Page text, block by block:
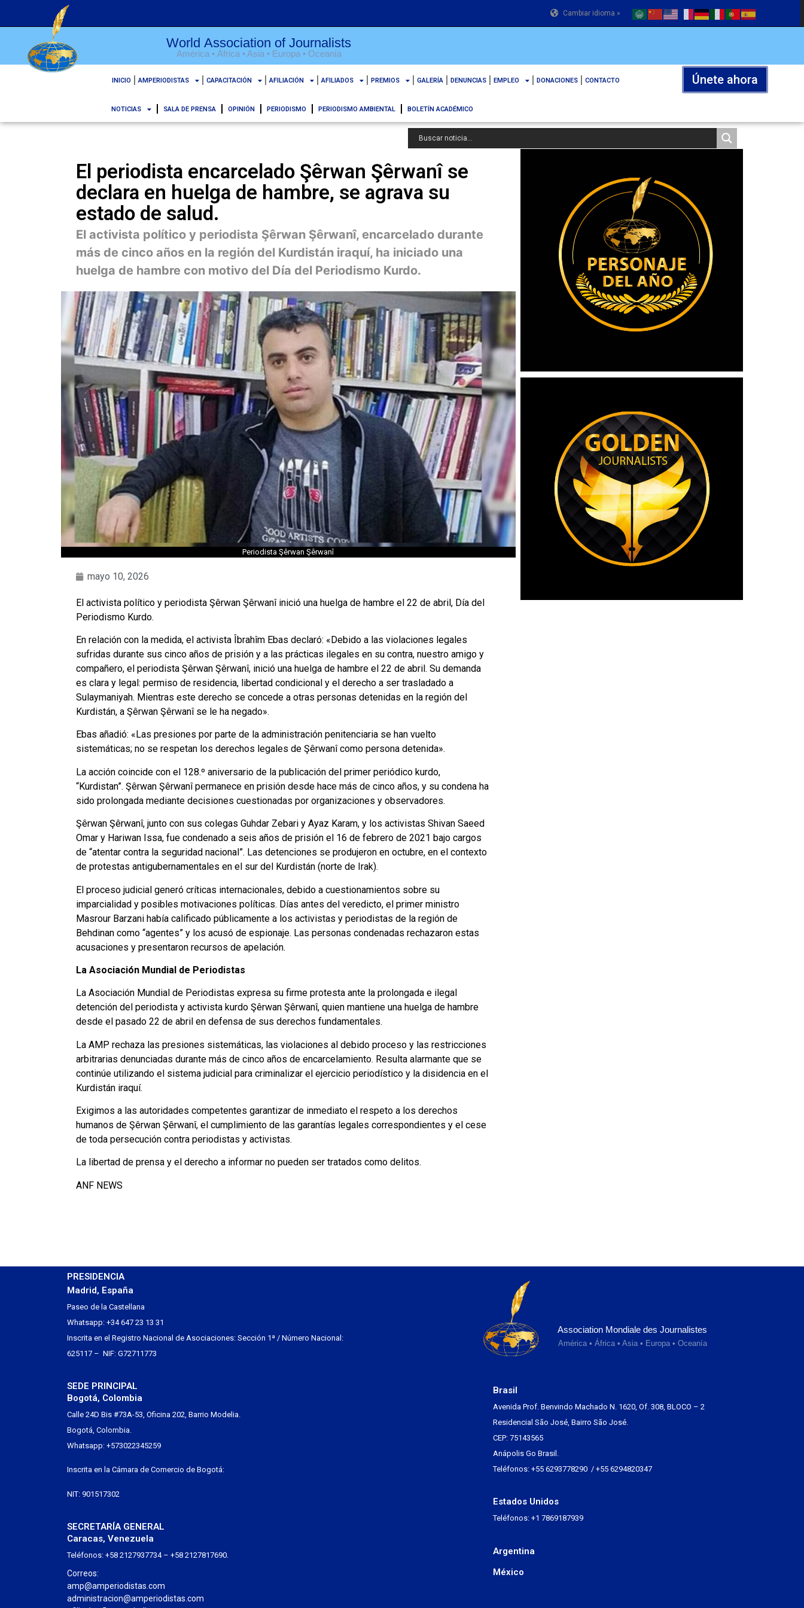
Cambiar idioma »
World Association of Journalists
América • África • Asia • Europa • Oceanía
INICIO AMPERIODISTAS CAPACITACIÓN AFILIACIÓN AFILIADOS PREMIOS GALERÍA DENUNCIAS EMPLEO DONACIONES CONTACTO Únete ahora
NOTICIAS SALA DE PRENSA OPINIÓN PERIODISMO PERIODISMO AMBIENTAL BOLETÍN ACADÉMICO
El periodista encarcelado Şêrwan Şêrwanî se
declara en huelga de hambre, se agrava su
estado de salud.
El activista político y periodista Şêrwan Şêrwanî, encarcelado durante
más de cinco años en la región del Kurdistán iraquí, ha iniciado una
huelga de hambre con motivo del Día del Periodismo Kurdo.
Periodista Şêrwan Şêrwanî
mayo 10, 2026
El activista político y periodista Şêrwan Şêrwanî inició una huelga de hambre el 22 de abril, Día del
Periodismo Kurdo.
En relación con la medida, el activista Îbrahîm Ebas declaró: «Debido a las violaciones legales
sufridas durante sus cinco años de prisión y a las prácticas ilegales en su contra, nuestro amigo y
compañero, el periodista Şêrwan Şêrwanî, inició una huelga de hambre el 22 de abril. Su demanda
es clara y legal: permiso de residencia, libertad condicional y el derecho a ser trasladado a
Sulaymaniyah. Mientras este derecho se concede a otras personas detenidas en la región del
Kurdistán, a Şêrwan Şêrwanî se le ha negado».
Ebas añadió: «Las presiones por parte de la administración penitenciaria se han vuelto
sistemáticas; no se respetan los derechos legales de Şêrwanî como persona detenida».
La acción coincide con el 128.º aniversario de la publicación del primer periódico kurdo,
“Kurdistan”. Şêrwan Şêrwanî permanece en prisión desde hace más de cinco años, y su condena ha
sido prolongada mediante decisiones cuestionadas por organizaciones y observadores.
Şêrwan Şêrwanî, junto con sus colegas Guhdar Zebari y Ayaz Karam, y los activistas Shivan Saeed
Omar y Hariwan Issa, fue condenado a seis años de prisión el 16 de febrero de 2021 bajo cargos
de “atentar contra la seguridad nacional”. Las detenciones se produjeron en octubre, en el contexto
de protestas antigubernamentales en el sur del Kurdistán (norte de Irak).
El proceso judicial generó críticas internacionales, debido a cuestionamientos sobre su
imparcialidad y posibles motivaciones políticas. Días antes del veredicto, el primer ministro
Masrour Barzani había calificado públicamente a los activistas y periodistas de la región de
Behdinan como “agentes” y los acusó de espionaje. Las personas condenadas rechazaron estas
acusaciones y presentaron recursos de apelación.
La Asociación Mundial de Periodistas
La Asociación Mundial de Periodistas expresa su firme protesta ante la prolongada e ilegal
detención del periodista y activista kurdo Şêrwan Şêrwanî, quien mantiene una huelga de hambre
desde el pasado 22 de abril en defensa de sus derechos fundamentales.
La AMP rechaza las presiones sistemáticas, las violaciones al debido proceso y las restricciones
arbitrarias denunciadas durante más de cinco años de encarcelamiento. Resulta alarmante que se
continúe utilizando el sistema judicial para criminalizar el ejercicio periodístico y la disidencia en el
Kurdistán iraquí.
Exigimos a las autoridades competentes garantizar de inmediato el respeto a los derechos
humanos de Şêrwan Şêrwanî, el cumplimiento de las garantías legales correspondientes y el cese
de toda persecución contra periodistas y activistas.
La libertad de prensa y el derecho a informar no pueden ser tratados como delitos.
ANF NEWS
PRESIDENCIA
Madrid, España
Paseo de la Castellana
Whatsapp: +34 647 23 13 31
Inscrita en el Registro Nacional de Asociaciones: Sección 1ª / Número Nacional:
625117 – NIF: G72711773
SEDE PRINCIPAL
Bogotá, Colombia
Calle 24D Bis #73A-53, Oficina 202, Barrio Modelia.
Bogotá, Colombia.
Whatsapp: +573022345259
Inscrita en la Cámara de Comercio de Bogotá:
NIT: 901517302
SECRETARÍA GENERAL
Caracas, Venezuela
Teléfonos: +58 2127937734 – +58 2127817690.
Correos:
amp@amperiodistas.com
administracion@amperiodistas.com
Association Mondiale des Journalistes
América • África • Asia • Europa • Oceanía
Brasil
Avenida Prof. Benvindo Machado N. 1620, Of. 308, BLOCO – 2
Residencial São José, Bairro São José.
CEP: 75143565
Anápolis Go Brasil.
Teléfonos: +55 6293778290 / +55 6294820347
Estados Unidos
Teléfonos: +1 7869187939
Argentina
México